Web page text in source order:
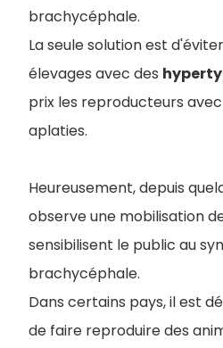
brachycéphale.
La seule solution est
élevages avec des
prix les reproducteurs
aplaties.
Heureusement, depuis
observe une mobilisation
sensibilisent le public au
brachycéphale.
Dans certains pays, il est
de faire reproduire des